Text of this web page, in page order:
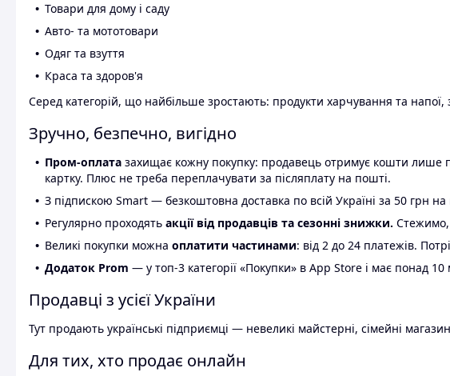
Товари для дому і саду
Авто- та мототовари
Одяг та взуття
Краса та здоров'я
Серед категорій, що найбільше зростають: продукти харчування та
Зручно, безпечно, вигідно
Пром-оплата захищає кожну покупку: продавець отримує кошти лише
картку. Плюс не треба переплачувати за післяплату на пошті.
З підпискою Smart — безкоштовна доставка по всій Україні за 50 грн
Регулярно проходять акції від продавців та сезонні знижки. Стежимо,
Великі покупки можна оплатити частинами: від 2 до 24 платежів.
Додаток Prom — у топ-3 категорії «Покупки» в App Store і має понад
Продавці з усієї України
Тут продають українські підприємці — невеликі майстерні, сімейні
Для тих, хто продає онлайн